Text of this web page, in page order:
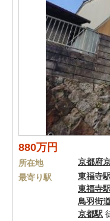
880万円
所在地 京都府
最寄り駅
東福寺駅
東福寺駅
鳥羽街
京都駅